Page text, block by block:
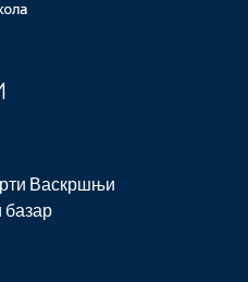
Васкршњи
базар